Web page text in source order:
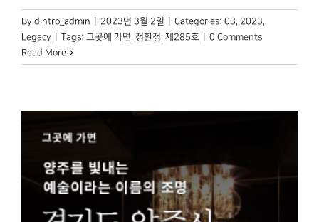
By dintro_admin 2023년 3월 2일 Categories: 03, 2023,
Legacy
Tags: 그곳에 가면, 정환정, 제285호
0 Comments
Read More